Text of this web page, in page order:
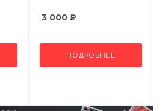
3 000₽
ПОДРОБНЕЕ